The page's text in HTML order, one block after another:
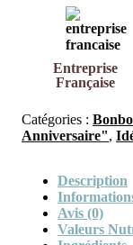
Entreprise
Française
Catégories :
Anniversaire",
Description
Avis (0)
Valeurs